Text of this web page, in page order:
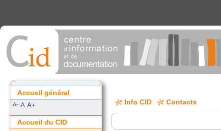
Info CID Contacts
Accueil général
A- A A+
Accueil du CID